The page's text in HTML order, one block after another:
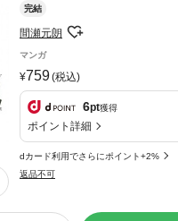
完結
間瀬元朗
マンガ
759(税込)
6pt獲得
ポイント詳細
dカード利用でさらにポイント+2%
返品不可